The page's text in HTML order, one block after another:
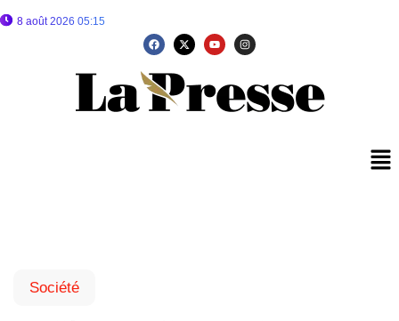
8 août 2026 05:15
Société